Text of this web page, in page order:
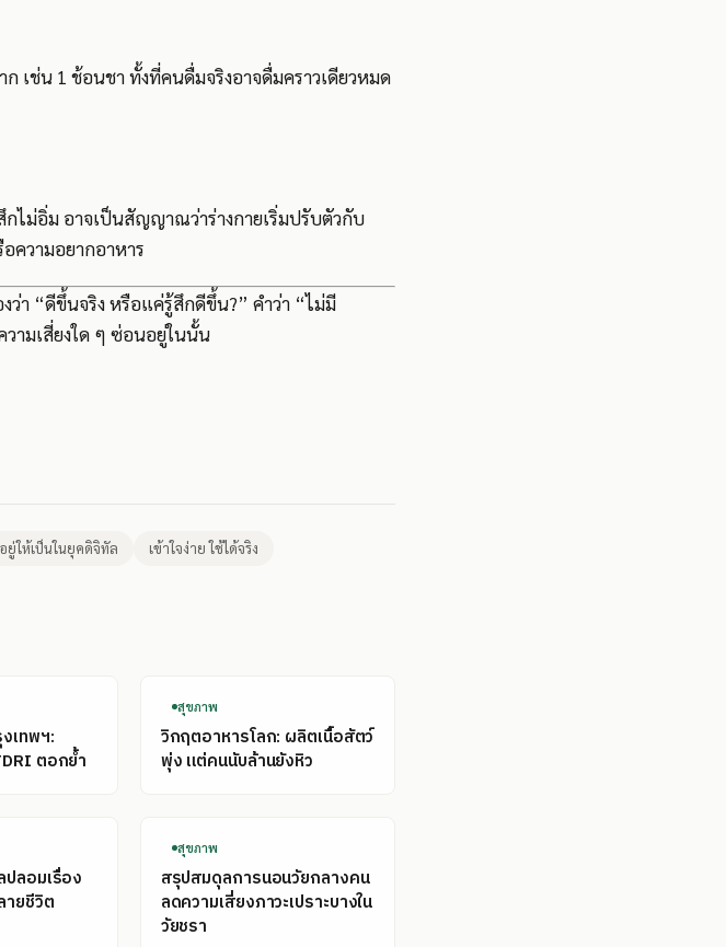
เช่น 1 ช้อนชา ทั้งที่คนดื่มจริงอาจดื่มคราวเดียวหมด
ไม่อิ่ม อาจเป็นสัญญาณว่าร่างกายเริ่มปรับตัวกับ
ความอยากอาหาร
ว่า “ดีขึ้นจริง หรือแค่รู้สึกดีขึ้น?” คำว่า “ไม่มี
ามเสี่ยงใด ๆ ซ่อนอยู่ในนั้น
อยู่ให้เป็นในยุคดิจิทัล เข้าใจง่าย ใช้ได้จริง
เทพฯ:
ตอกย้ำ
สุขภาพ
วิกฤตอาหารโลก: ผลิตเนื้อสัตว์
พุ่ง แต่คนนับล้านยังหิว
ปลอมเรื่อง
ยชีวิต
สุขภาพ
สรุปสมดุลการนอนวัยกลางคน
ลดความเสี่ยงภาวะเปราะบางใน
วัยชรา